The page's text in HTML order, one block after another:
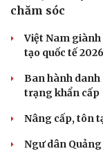
Hỗ trợ tâm lý